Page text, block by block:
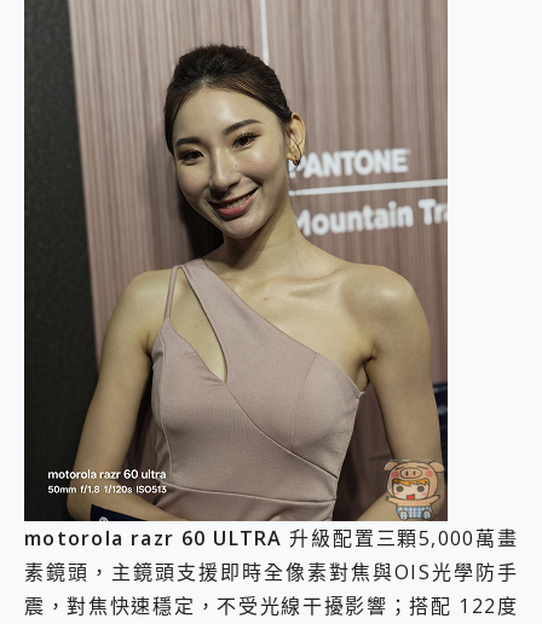
motorola razr 60 ULTRA 升級配置三顆5,000萬畫
素鏡頭，主鏡頭支援即時全像素對焦與OIS光學防手
震，對焦快速穩定，不受光線干擾影響；搭配 122度